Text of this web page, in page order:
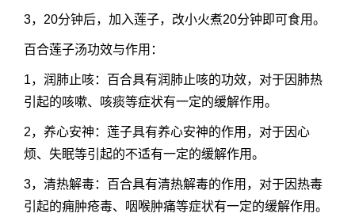
3，20分钟后，加入莲子，改小火煮20分钟即可食用。
百合莲子汤功效与作用：
1，润肺止咳：百合具有润肺止咳的功效，对于因肺热
引起的咳嗽、咳痰等症状有一定的缓解作用。
2，养心安神：莲子具有养心安神的作用，对于因心
烦、失眠等引起的不适有一定的缓解作用。
3，清热解毒：百合具有清热解毒的作用，对于因热毒
引起的痈肿疮毒、咽喉肿痛等症状有一定的缓解作用。